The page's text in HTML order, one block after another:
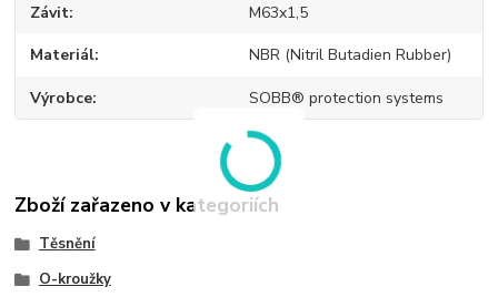
Závit M63x1,5
Materiál NBR (Nitril Butadien Rubber)
Výrobce SOBB® protection systems
Zboží zařazeno v kategoriích
Těsnění
O-kroužky